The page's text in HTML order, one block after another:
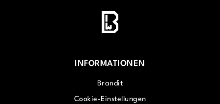
INFORMATIONEN
Brandit
Cookie-Einstellungen